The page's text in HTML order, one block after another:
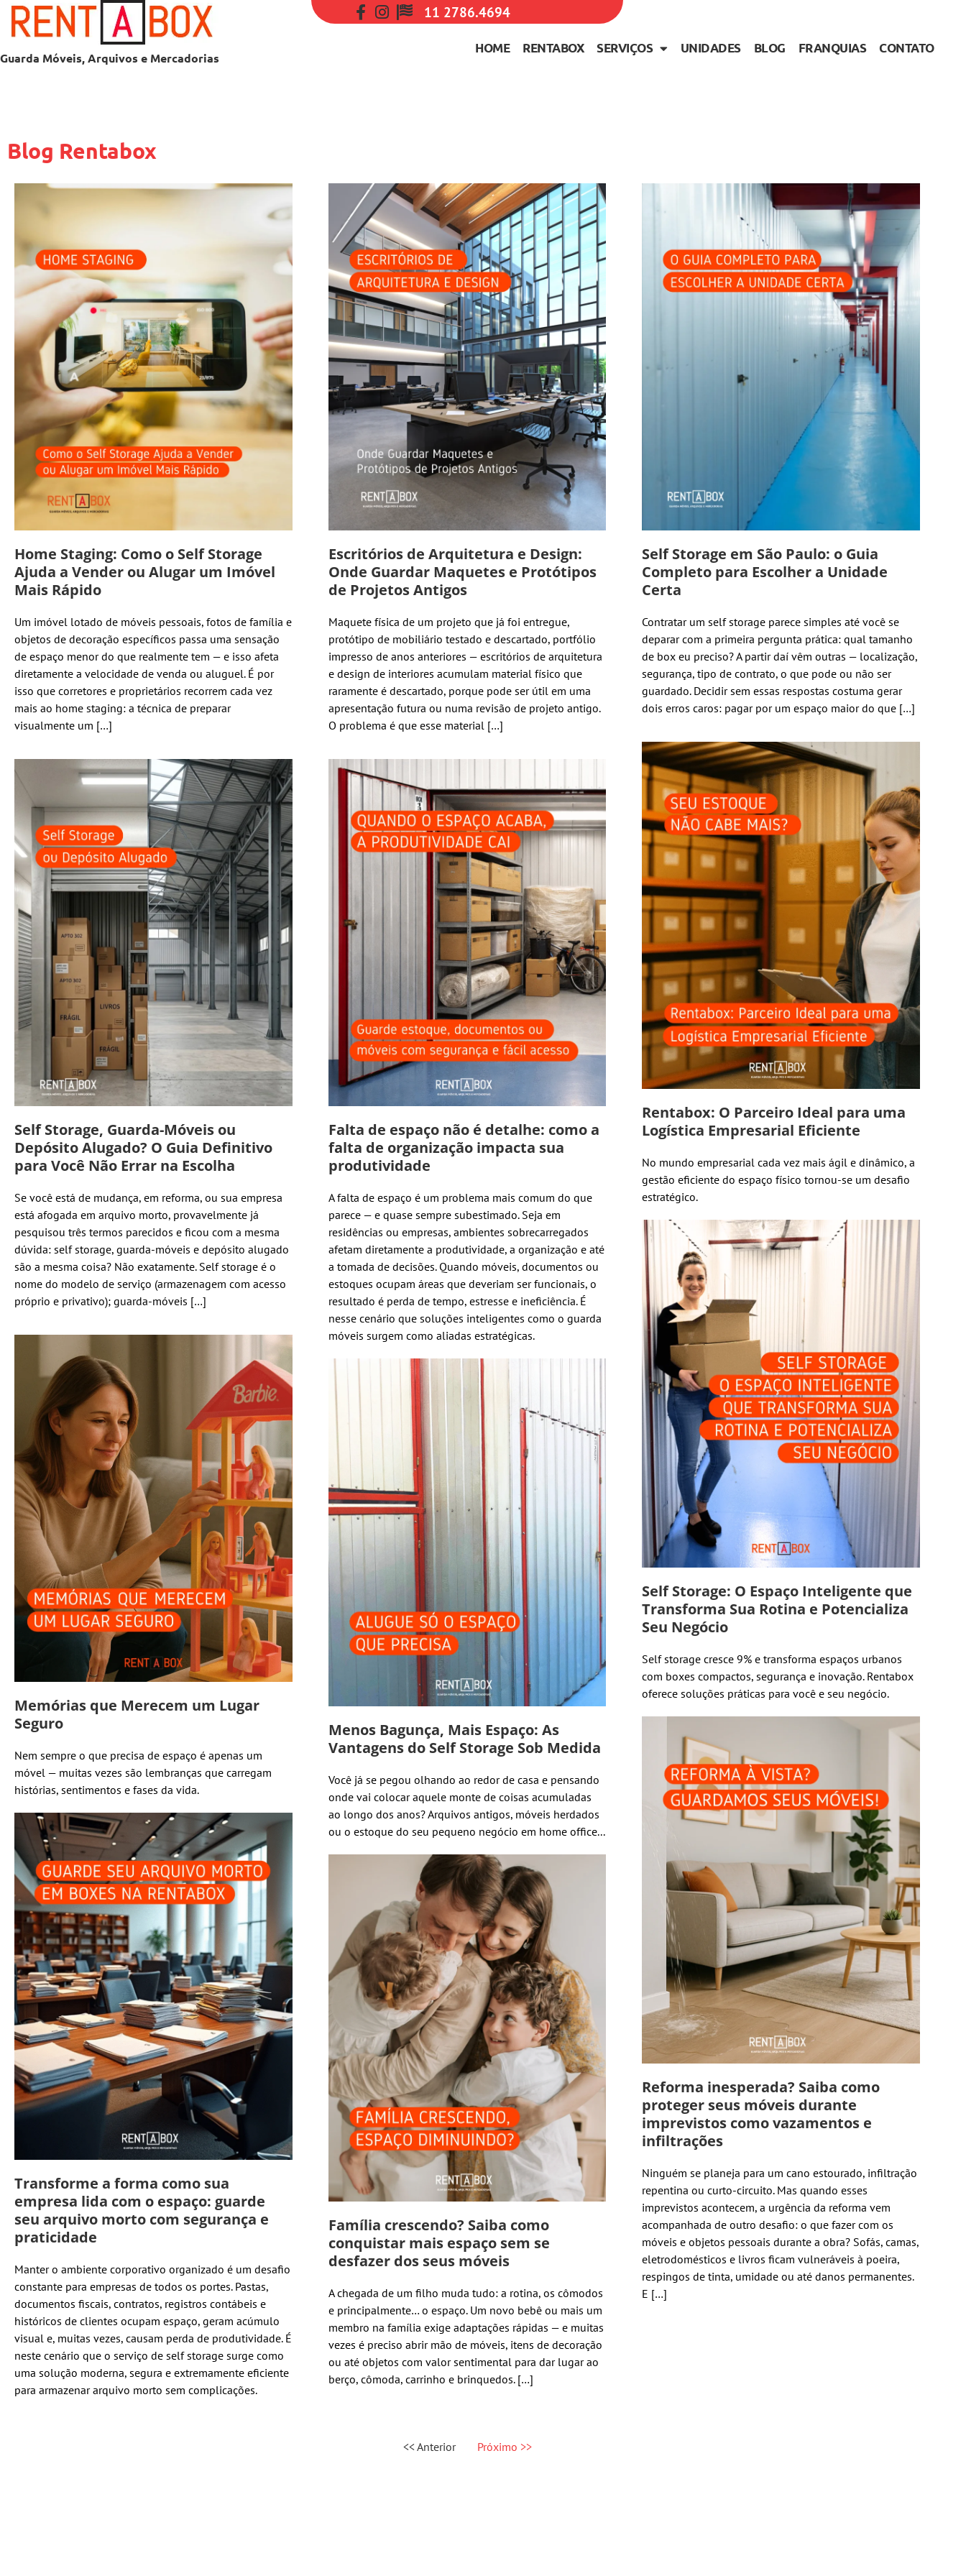
11 2786.4694
Guarda Móveis, Arquivos e Mercadorias
HOME RENTABOX SERVIÇOS UNIDADES BLOG FRANQUIAS CONTATO
Blog Rentabox
Home Staging: Como o Self Storage
Ajuda a Vender ou Alugar um Imóvel
Mais Rápido
Um imóvel lotado de móveis pessoais, fotos de família e
objetos de decoração específicos passa uma sensação
de espaço menor do que realmente tem — e isso afeta
diretamente a velocidade de venda ou aluguel. É por
isso que corretores e proprietários recorrem cada vez
mais ao home staging: a técnica de preparar
visualmente um […]
Escritórios de Arquitetura e Design:
Onde Guardar Maquetes e Protótipos
de Projetos Antigos
Maquete física de um projeto que já foi entregue,
protótipo de mobiliário testado e descartado, portfólio
impresso de anos anteriores — escritórios de arquitetura
e design de interiores acumulam material físico que
raramente é descartado, porque pode ser útil em uma
apresentação futura ou numa revisão de projeto antigo.
O problema é que esse material […]
Self Storage em São Paulo: o Guia
Completo para Escolher a Unidade
Certa
Contratar um self storage parece simples até você se
deparar com a primeira pergunta prática: qual tamanho
de box eu preciso? A partir daí vêm outras — localização,
segurança, tipo de contrato, o que pode ou não ser
guardado. Decidir sem essas respostas costuma gerar
dois erros caros: pagar por um espaço maior do que […]
Self Storage, Guarda-Móveis ou
Depósito Alugado? O Guia Definitivo
para Você Não Errar na Escolha
Se você está de mudança, em reforma, ou sua empresa
está afogada em arquivo morto, provavelmente já
pesquisou três termos parecidos e ficou com a mesma
dúvida: self storage, guarda-móveis e depósito alugado
são a mesma coisa? Não exatamente. Self storage é o
nome do modelo de serviço (armazenagem com acesso
próprio e privativo); guarda-móveis […]
Falta de espaço não é detalhe: como a
falta de organização impacta sua
produtividade
A falta de espaço é um problema mais comum do que
parece — e quase sempre subestimado. Seja em
residências ou empresas, ambientes sobrecarregados
afetam diretamente a produtividade, a organização e até
a tomada de decisões. Quando móveis, documentos ou
estoques ocupam áreas que deveriam ser funcionais, o
resultado é perda de tempo, estresse e ineficiência. É
nesse cenário que soluções inteligentes como o guarda
móveis surgem como aliadas estratégicas.
Rentabox: O Parceiro Ideal para uma
Logística Empresarial Eficiente
No mundo empresarial cada vez mais ágil e dinâmico, a
gestão eficiente do espaço físico tornou-se um desafio
estratégico.
Memórias que Merecem um Lugar
Seguro
Nem sempre o que precisa de espaço é apenas um
móvel — muitas vezes são lembranças que carregam
histórias, sentimentos e fases da vida.
Menos Bagunça, Mais Espaço: As
Vantagens do Self Storage Sob Medida
Você já se pegou olhando ao redor de casa e pensando
onde vai colocar aquele monte de coisas acumuladas
ao longo dos anos? Arquivos antigos, móveis herdados
ou o estoque do seu pequeno negócio em home office...
Self Storage: O Espaço Inteligente que
Transforma Sua Rotina e Potencializa
Seu Negócio
Self storage cresce 9% e transforma espaços urbanos
com boxes compactos, segurança e inovação. Rentabox
oferece soluções práticas para você e seu negócio.
Transforme a forma como sua
empresa lida com o espaço: guarde
seu arquivo morto com segurança e
praticidade
Manter o ambiente corporativo organizado é um desafio
constante para empresas de todos os portes. Pastas,
documentos fiscais, contratos, registros contábeis e
históricos de clientes ocupam espaço, geram acúmulo
visual e, muitas vezes, causam perda de produtividade. É
neste cenário que o serviço de self storage surge como
uma solução moderna, segura e extremamente eficiente
para armazenar arquivo morto sem complicações.
Família crescendo? Saiba como
conquistar mais espaço sem se
desfazer dos seus móveis
A chegada de um filho muda tudo: a rotina, os cômodos
e principalmente… o espaço. Um novo bebê ou mais um
membro na família exige adaptações rápidas — e muitas
vezes é preciso abrir mão de móveis, itens de decoração
ou até objetos com valor sentimental para dar lugar ao
berço, cômoda, carrinho e brinquedos. […]
Reforma inesperada? Saiba como
proteger seus móveis durante
imprevistos como vazamentos e
infiltrações
Ninguém se planeja para um cano estourado, infiltração
repentina ou curto-circuito. Mas quando esses
imprevistos acontecem, a urgência da reforma vem
acompanhada de outro desafio: o que fazer com os
móveis e objetos pessoais durante a obra? Sofás, camas,
eletrodomésticos e livros ficam vulneráveis à poeira,
respingos de tinta, umidade ou até danos permanentes.
E […]
<< Anterior Próximo >>